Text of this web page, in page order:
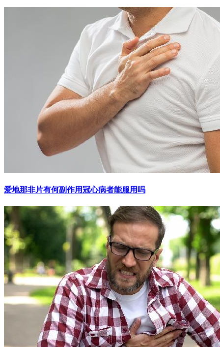
爱地那非片有何副作用冠心病者能服用吗